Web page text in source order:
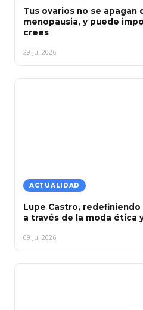
Tus ovarios no se apagan
menopausia, y puede
crees
29 Jul 2026
ACTUALIDAD
Lupe Castro,
a través de la moda ética
09 Jul 2026